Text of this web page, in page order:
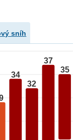
sníh
34
32
37
35